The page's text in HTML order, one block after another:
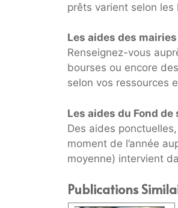
prêts varient selon les
Les aides des mairies
Renseignez-vous
bourses ou encore
selon vos ressources
Les aides du Fond
Des aides
moment de l’année
moyenne) intervient
Publications